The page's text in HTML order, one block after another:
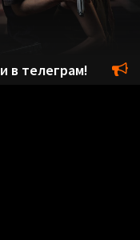
в телеграм!